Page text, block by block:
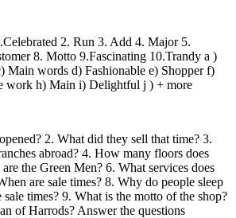
2. Run 3. Add 4. Major 5.
8. Motto 9.Fascinating 10.Trandy a )
Main words d) Fashionable e) Shopper f)
work h) Main i) Delightful j ) + more
2. What did they sell that time? 3.
abroad? 4. How many floors does
the Green Men? 6. What services does
are sale times? 8. Why do people sleep
sale times? 9. What is the motto of the shop?
of Harrods? Answer the questions